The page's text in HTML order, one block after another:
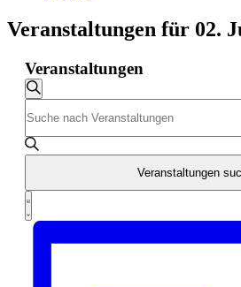
Veranstaltungen für 02.
Veranstaltungen
Veranstaltungen
Suche
und
Ansichten,
Navigation
Suche
Schlüsselwort
eingeben.
Suche
Veranstaltungen
Schlüsselwort.
Veranstaltungen
Veranstaltung
Ansichten-
Liste